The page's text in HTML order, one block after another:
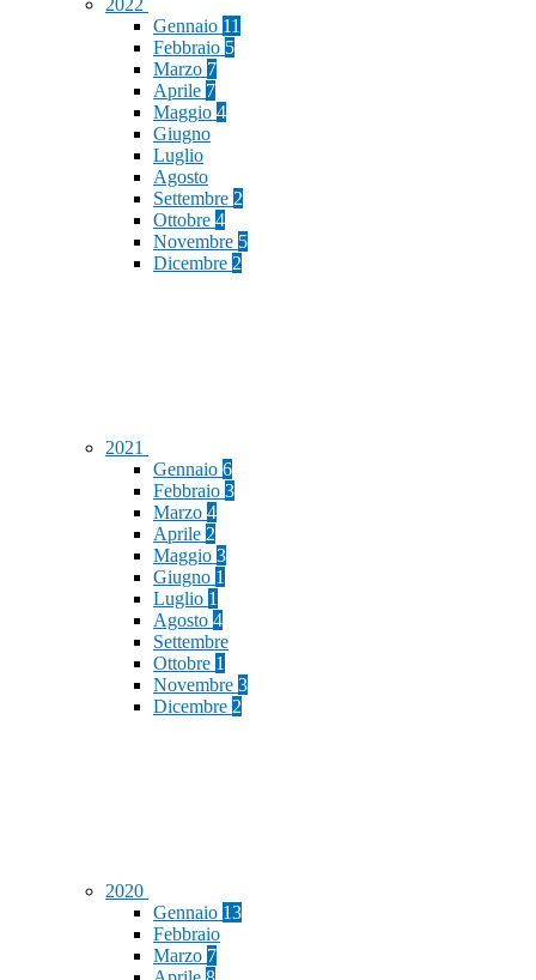
2022
Gennaio 11
Febbraio 5
Marzo 7
Aprile 7
Maggio 4
Giugno
Luglio
Agosto
Settembre 2
Ottobre 4
Novembre 5
Dicembre 2
2021
Gennaio 6
Febbraio 3
Marzo 4
Aprile 2
Maggio 3
Giugno 1
Luglio 1
Agosto 4
Settembre
Ottobre 1
Novembre 3
Dicembre 2
2020
Gennaio 13
Febbraio
Marzo 7